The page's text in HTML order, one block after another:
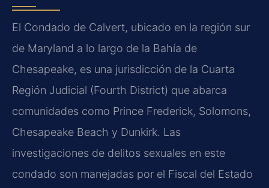
El Condado de Calvert, ubicado en la región sur
de Maryland a lo largo de la Bahía de
Chesapeake, es una jurisdicción de la Cuarta
Región Judicial (Fourth District) que abarca
comunidades como Prince Frederick, Solomons,
Chesapeake Beach y Dunkirk. Las
investigaciones de delitos sexuales en este
condado son manejadas por el Fiscal del Estado